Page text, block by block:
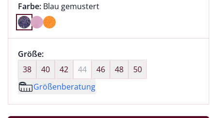
Farbauswahl:
Farbe: aktuell ausgewählt:
Blau gemustert
Farbe Blau gemustert ausgewählt
Größenauswahl:
Größe:nichts ausgewählt
38
40 42 44 46 48
50
Größenberatung